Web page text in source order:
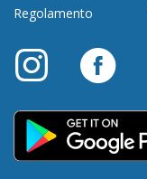
Regolamento